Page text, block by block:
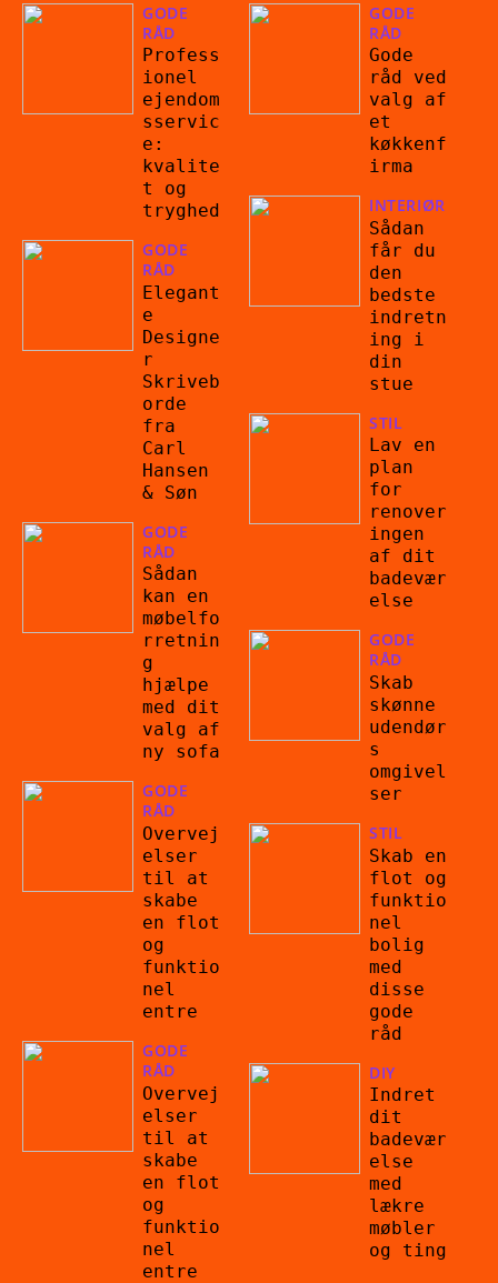
GODE
RÅD
Profess
ionel
ejendom
sservic
e:
kvalite
t og
tryghed
GODE
RÅD
Elegant
e
Designe
r
Skriveb
orde
fra
Carl
Hansen
& Søn
GODE
RÅD
Sådan
kan en
møbelfo
rretnin
g
hjælpe
med dit
valg af
ny sofa
GODE
RÅD
Overvej
elser
til at
skabe
en flot
og
funktio
nel
entre
GODE
RÅD
Overvej
elser
til at
skabe
en flot
og
funktio
nel
entre
GODE
RÅD
Gode
råd ved
valg af
et
køkkenf
irma
INTERIØR
Sådan
får du
den
bedste
indretn
ing i
din
stue
STIL
Lav en
plan
for
renover
ingen
af dit
badevær
else
GODE
RÅD
Skab
skønne
udendør
s
omgivel
ser
STIL
Skab en
flot og
funktio
nel
bolig
med
disse
gode
råd
DIY
Indret
dit
badevær
else
med
lækre
møbler
og ting